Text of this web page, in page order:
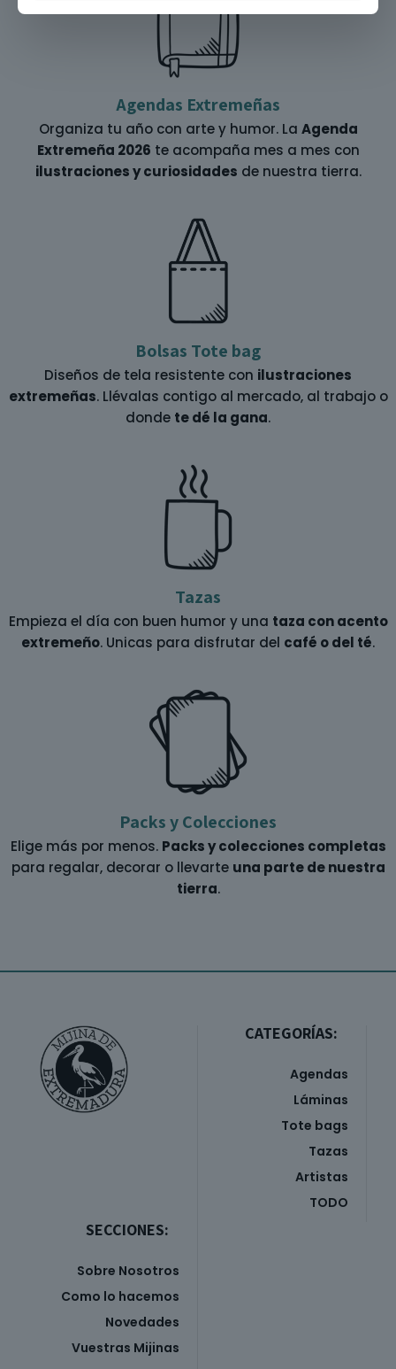
Agendas Extremeñas
Organiza tu año con arte y humor. La Agenda
Extremeña 2026 te acompaña mes a mes con
ilustraciones y curiosidades de nuestra tierra.
Bolsas Tote bag
Diseños de tela resistente con ilustraciones
extremeñas. Llévalas contigo al mercado, al trabajo o
donde te dé la gana.
Tazas
Empieza el día con buen humor y una taza con acento
extremeño. Unicas para disfrutar del café o del té.
Packs y Colecciones
Elige más por menos. Packs y colecciones completas
para regalar, decorar o llevarte una parte de nuestra
tierra.
CATEGORÍAS:
Agendas
Láminas
Tote bags
Tazas
Artistas
TODO
SECCIONES:
Sobre Nosotros
Como lo hacemos
Novedades
Vuestras Mijinas